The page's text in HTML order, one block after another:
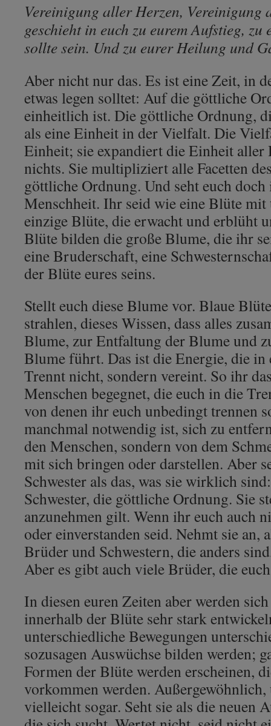
Vereinigung aller Herzen, Vereinigung
geschieht in euch zu eurem Aufstieg,
sollte sein. Und zu eurer Heilung und
Aber nicht nur das. Es ist eine Zeit, in
etwas legen solltet: Auf die göttliche
einheitlich ist. Die göttliche Ordnung,
als eine Einheit in der Vielfalt. Die
Einheit; sie expandiert die Einheit aller
nichts. Sie multipliziert alle Facetten
göttliche Ordnung. Und seht euch
Menschheit. Ihr seid wie eine Blüte mit
einzige Blüte, die erwacht und erblüht
Blüte bilden die große Blume, die ihr
eine Bruderschaft, eine
der Blüte eures seins.
Stellt euch diese Blume vor. Blaue
strahlen, dieses Wissen, dass alles
Blume, zur Entfaltung der Blume und
Blume führt. Das ist die Energie, die in
Trennt nicht, sondern vereint. So ihr
Menschen begegnet, die euch in die
von denen ihr euch unbedingt trennen
manchmal notwendig ist, sich zu
den Menschen, sondern von dem
mit sich bringen oder darstellen. Aber
Schwester als das, was sie wirklich
Schwester, die göttliche Ordnung. Sie
anzunehmen gilt. Wenn ihr euch auch
oder einverstanden seid. Nehmt sie an,
Brüder und Schwestern, die anders
Aber es gibt auch viele Brüder, die
In diesen euren Zeiten aber werden
innerhalb der Blüte sehr stark
unterschiedliche Bewegungen
sozusagen Auswüchse bilden werden;
Formen der Blüte werden erscheinen,
vorkommen werden.
vielleicht sogar. Seht sie als die neuen